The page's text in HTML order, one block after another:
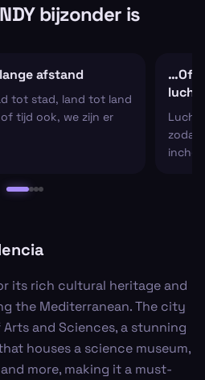
bijzonder is
afstand
tot stad, land tot land
tijd ook, we zijn er
…Of
zodat
its rich cultural heritage and
the Mediterranean. The city
and Sciences, a stunning
houses a science museum,
more, making it a must-